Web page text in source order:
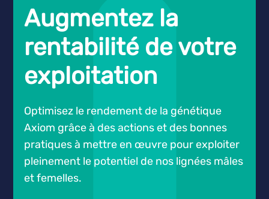
Augmentez la
rentabilité de votre
exploitation
Optimisez le rendement de la génétique
Axiom grâce à des actions et des bonnes
pratiques à mettre en œuvre pour exploiter
pleinement le potentiel de nos lignées mâles
et femelles.